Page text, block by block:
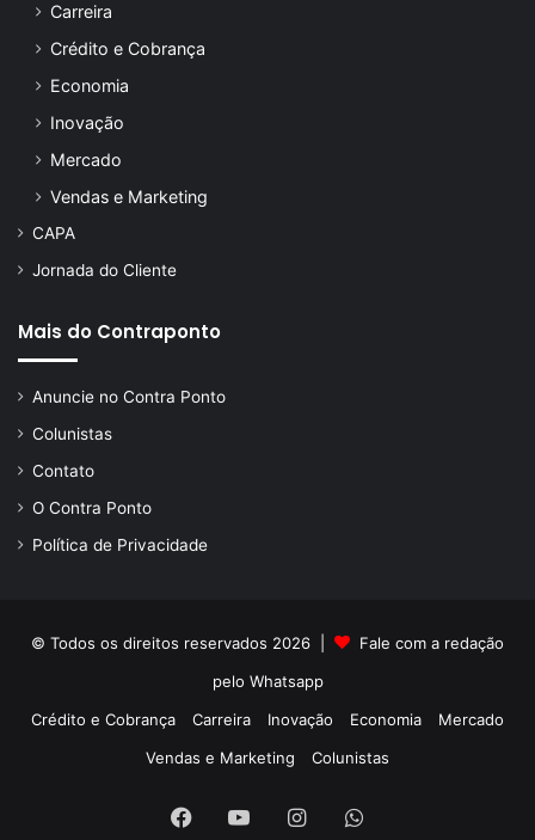
Carreira
Crédito e Cobrança
Economia
Inovação
Mercado
Vendas e Marketing
CAPA
Jornada do Cliente
Mais do Contraponto
Anuncie no Contra Ponto
Colunistas
Contato
O Contra Ponto
Política de Privacidade
© Todos os direitos reservados 2026 |
Fale com a redação
pelo Whatsapp
Crédito e Cobrança
Carreira Inovação Economia
Mercado
Vendas e Marketing
Colunistas
Facebook
YouTubeInstagramWhatsApp